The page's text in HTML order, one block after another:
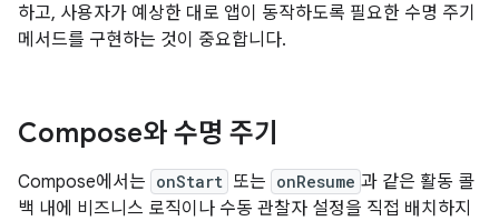
하고, 사용자가 예상한 대로 앱이 동작하도록 필요한 수명 주기
메서드를 구현하는 것이 중요합니다.
Compose와 수명 주기
Compose에서는 onStart 또는 onResume 과 같은 활동 콜
백 내에 비즈니스 로직이나 수동 관찰자 설정을 직접 배치하지